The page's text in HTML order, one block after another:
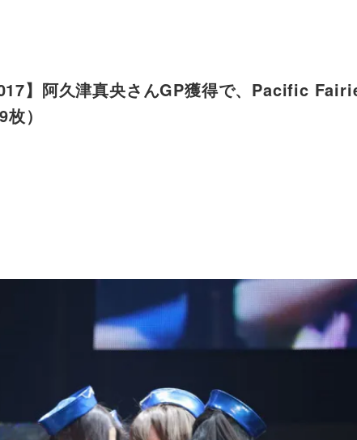
】阿久津真央さんGP獲得で、Pacific
）